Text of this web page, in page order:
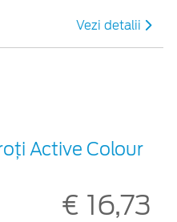
Vezi detalii
Active Colour
€ 16,73